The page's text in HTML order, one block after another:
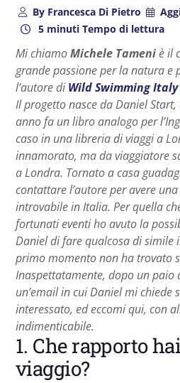
ByFrancesca Di Pietro
5 minuti Tempo di lettura
Mi chiamoMichele Tameniè il
grande passione per la natura e
l’autore di Wild Swimming Italy
Il progetto nasce da Daniel
anno fa un libro analogo per
caso in una libreria di viaggi a
innamorato, ma da viaggiatore
a Londra. Tornato a casa
contattare l’autore per avere
introvabile in Italia. Per quella
fortunati eventi ho avuto la
Daniel di fare qualcosa di simile
primo momento non ha trovato
Inaspettatamente, dopo un paio
un’email in cui Daniel mi chiede
interessato, ed eccomi qui, con
indimenticabile.
1. Che rapporto
viaggio?